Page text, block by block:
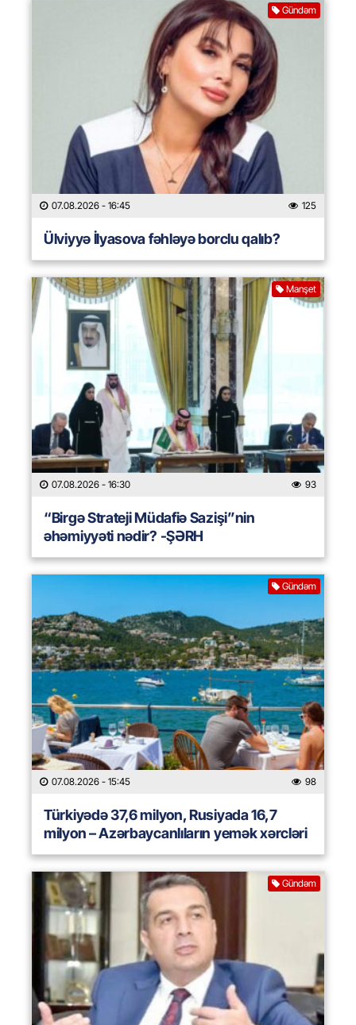
Gündəm
07.08.2026 - 16:45 125
Ülviyyə İlyasova fəhləyə borclu qalıb?
Manşet
07.08.2026 - 16:30 93
“Birgə Strateji Müdafiə Sazişi”nin
əhəmiyyəti nədir? -ŞƏRH
Gündəm
07.08.2026 - 15:45 98
Türkiyədə 37,6 milyon, Rusiyada 16,7
milyon – Azərbaycanlıların yemək xərcləri
Gündəm